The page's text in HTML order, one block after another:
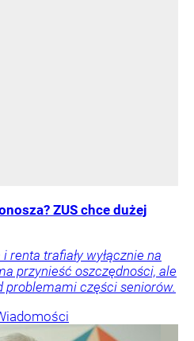
ZUS chce dużej
renta trafiały wyłącznie na
przynieść oszczędności, ale
problemami części seniorów.